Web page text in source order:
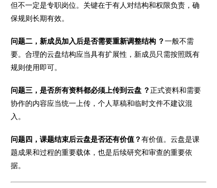
但不一定是专职岗位。关键在于有人对结构和权限负责，确
保规则长期有效。
问题二，新成员加入后是否需要重新调整结构 ？一般不需
要。合理的云盘结构应当具有扩展性，新成员只需按照既有
规则使用即可。
问题三，是否所有资料都必须上传到云盘 ？ 正式资料和需要
协作的内容应当统一上传，个人草稿和临时文件不建议混
入。
问题四，课题结束后云盘是否还有价值？有价值。云盘是课
题成果和过程的重要载体，也是后续研究和审查的重要依
据。